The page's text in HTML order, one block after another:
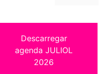
Descarregar
agenda JULIOL
2026